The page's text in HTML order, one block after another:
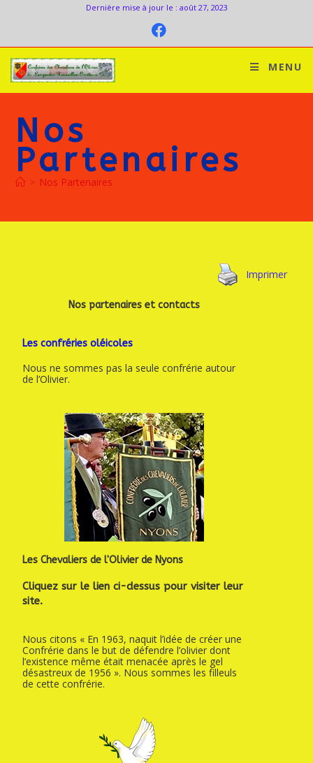
Dernière mise à jour le : août 27, 2023
MENU
Nos
Partenaires
> Nos Partenaires
Imprimer
Nos partenaires et contacts
Les confréries oléicoles
Nous ne sommes pas la seule confrérie autour
de l’Olivier.
Les Chevaliers de l'Olivier de Nyons
Cliquez sur le lien ci-dessus pour visiter leur
site.
Nous citons « En 1963, naquit l’idée de créer une
Confrérie dans le but de défendre l’olivier dont
l’existence même était menacée après le gel
désastreux de 1956 ». Nous sommes les filleuls
de cette confrérie.